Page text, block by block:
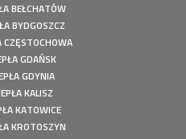
BEŁCHATÓW
BYDGOSZCZ
CZĘSTOCHOWA
GDAŃSK
GDYNIA
KALISZ
KATOWICE
KROTOSZYN